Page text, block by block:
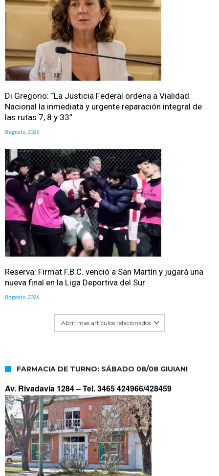
Di Gregorio: “La Justicia Federal ordena a Vialidad
Nacional la inmediata y urgente reparación integral de
las rutas 7, 8 y 33”
8 agosto, 2026
Reserva: Firmat F.B.C. venció a San Martín y jugará una
nueva final en la Liga Deportiva del Sur
8 agosto, 2026
Abrir mas artículos relacionados
FARMACIA DE TURNO: SÁBADO 08/08 GIUIANI
Av. Rivadavia 1284 –Tel. 3465 424966/428459